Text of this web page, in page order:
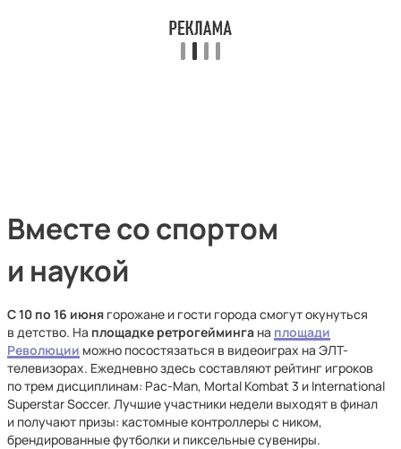
Вместе со спортом
и наукой
С 10 по 16 июня горожане и гости города смогут окунуться
в детство. На площадке ретрогейминга на площади
Революции можно посостязаться в видеоиграх на ЭЛТ-
телевизорах. Ежедневно здесь составляют рейтинг игроков
по трем дисциплинам: Pac-Man, Mortal Kombat 3 и International
Superstar Soccer. Лучшие участники недели выходят в финал
и получают призы: кастомные контроллеры с ником,
брендированные футболки и пиксельные сувениры.